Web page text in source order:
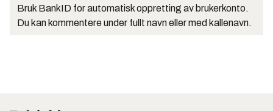
Bruk BankID for automatisk oppretting av brukerkonto.
Du kan kommentere under fullt navn eller med kallenavn.